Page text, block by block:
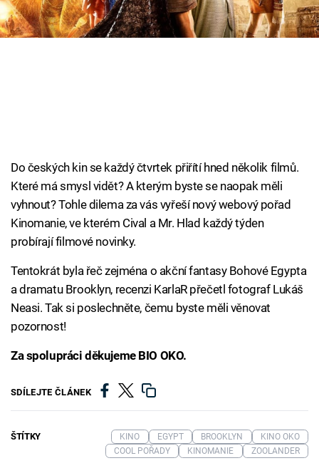
Cool Esport
Přihlášení
Sledujte nás
Do českých kin se každý čtvrtek přiřítí hned několik filmů.
Které má smysl vidět? A kterým byste se naopak měli
vyhnout? Tohle dilema za vás vyřeší nový webový pořad
Kinomanie, ve kterém Cival a Mr. Hlad každý týden
probírají filmové novinky.
Tentokrát byla řeč zejména o akční fantasy Bohové Egypta
a dramatu Brooklyn, recenzi KarlaR přečetl fotograf Lukáš
Neasi. Tak si poslechněte, čemu byste měli věnovat
pozornost!
Za spolupráci děkujeme BIO OKO.
SDÍLEJTE ČLÁNEK
ŠTÍTKY KINO EGYPT BROOKLYN
KINO OKO
COOL POŘADY
KINOMANIE ZOOLANDER